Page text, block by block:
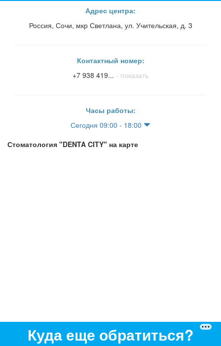
Адрес центра:
Россия, Сочи, мкр Светлана, ул. Учительская, д. 3
Контактный номер:
+7 938 419... - показать
Часы работы:
Сегодня 09:00 - 18:00
Стоматология "DENTA CITY" на карте
Куда еще обратиться?